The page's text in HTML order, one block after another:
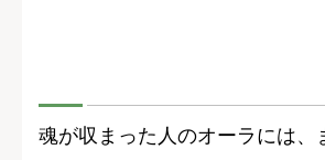
魂が収まった人のオーラには、